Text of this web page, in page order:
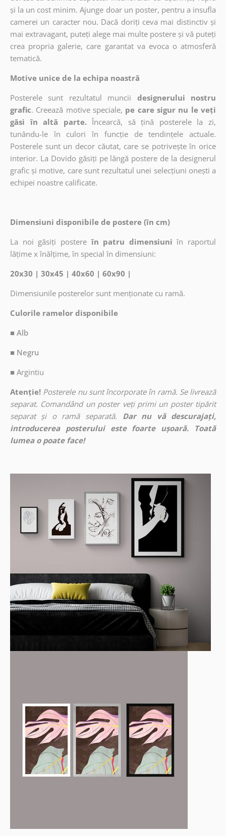
și la un cost minim. Ajunge doar un poster, pentru a insufla
camerei un caracter nou. Dacă doriți ceva mai distinctiv și
mai extravagant, puteți alege mai multe postere și vă puteți
crea propria galerie, care garantat va evoca o atmosferă
tematică.
Motive unice de la echipa noastră
Posterele sunt rezultatul muncii
designerului nostru
grafic. Creează motive speciale, pe care sigur nu le veți
găsi în altă parte. Încearcă, să țină posterele la zi,
tunându-le în culori în funcție de tendințele actuale.
Posterele sunt un decor căutat, care se potrivește în orice
interior. La Dovido găsiți pe lângă postere de la designerul
grafic și motive, care sunt rezultatul unei selecțiuni onești a
echipei noastre calificate.
Dimensiuni disponibile de postere (în cm)
La noi găsiți postere în patru dimensiuni în raportul
lățime x înălțime, în special în dimensiuni:
20x30 | 30x45 | 40x60 | 60x90 |
Dimensiunile posterelor sunt menționate cu ramă.
Culorile ramelor disponibile
■ Alb
■ Negru
■ Argintiu
Atenție! Posterele nu sunt încorporate în ramă. Se livrează
separat. Comandând un poster veți primi un poster tipărit
separat și o ramă separată.
Dar nu vă descurajați,
introducerea posterului este foarte ușoară. Toată
lumea o poate face!